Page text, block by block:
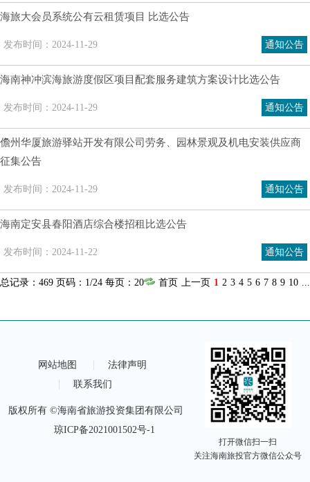
海旅大会员系统公有云租赁项目 比选公告
发布时间：2024-11-29 通知公告
海南神冲滨海旅游度假区项目配套服务建筑方案设计比选公告
发布时间：2024-11-29 通知公告
儋州华厦旅游驿站开发有限公司劳务、园林景观及机电安装供应商
征集公告
发布时间：2024-11-29 通知公告
海南定安县春阳酒店综合楼招租比选公告
发布时间：2024-11-22 通知公告
总记录：469 页码：1/24 每页：20 首页 上一页 1 2 3 4 5 6 7 8 9 10 ...
打开微信扫一扫
关注海南旅投官方微信公众号
网站地图
法律声明
联系我们
版权所有 ©海南省旅游投资集团有限公司
琼ICP备2021001502号-1